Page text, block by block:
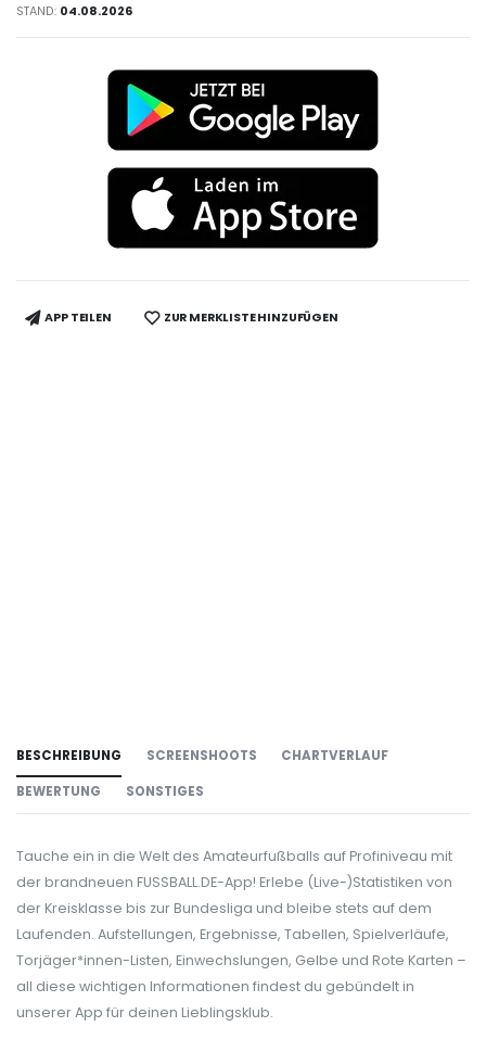
STAND: 04.08.2026
APP TEILEN ZUR MERKLISTE HINZUFÜGEN
BESCHREIBUNG SCREENSHOOTS CHARTVERLAUF
BEWERTUNG SONSTIGES
Tauche ein in die Welt des Amateurfußballs auf Profiniveau mit
der brandneuen FUSSBALL.DE-App! Erlebe (Live-)Statistiken von
der Kreisklasse bis zur Bundesliga und bleibe stets auf dem
Laufenden. Aufstellungen, Ergebnisse, Tabellen, Spielverläufe,
Torjäger*innen-Listen, Einwechslungen, Gelbe und Rote Karten –
all diese wichtigen Informationen findest du gebündelt in
unserer App für deinen Lieblingsklub.